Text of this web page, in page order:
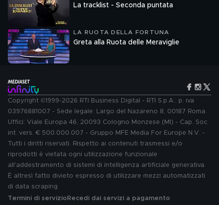
La tracklist - Seconda puntata
LA RUOTA DELLA FORTUNA
Greta alla Ruota delle Meraviglie
Copyright ©1999-2026 RTI Business Digital - RTI S.p.A.: p. iva
03976881007 - Sede legale: Largo del Nazareno 8, 00187 Roma.
Uffici: Viale Europa 46, 20093 Cologno Monzese (MI) - Cap. Soc.
int. vers. € 500.000.007 - Gruppo MFE Media For Europe N.V. -
Tutti i diritti riservati. Rispetto ai contenuti trasmessi e/o
riprodotti è vietata ogni utilizzazione funzionale
all'addestramento di sistemi di intelligenza artificiale generativa.
È altresì fatto divieto espresso di utilizzare mezzi automatizzati
di data scraping.
Termini di servizio Recedi dai servizi a pagamento